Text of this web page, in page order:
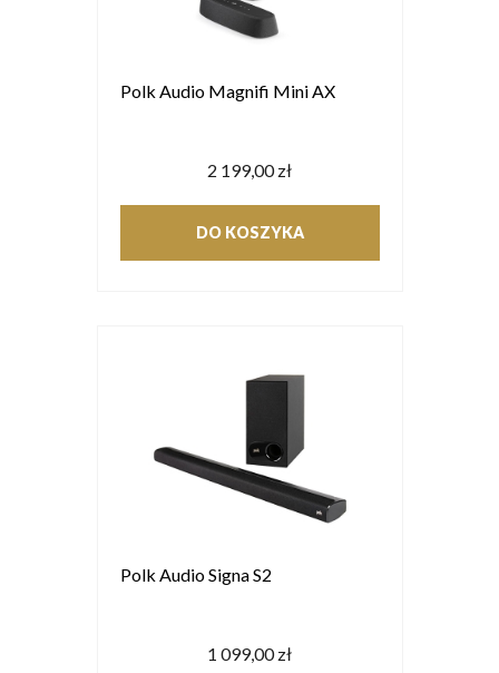
Polk Audio Magnifi Mini AX
2 199,00 zł
DO KOSZYKA
Polk Audio Signa S2
1 099,00 zł